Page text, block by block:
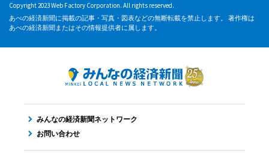
Copyright 2023 Web Factory Corporation. All rights reserved.
あべの経済新聞に掲載の記事・写真・図表などの無断転載を禁止します。 著作権は
あべの経済新聞またはその情報提供者に属します。
みんなの経済新聞ネットワーク
お問い合わせ